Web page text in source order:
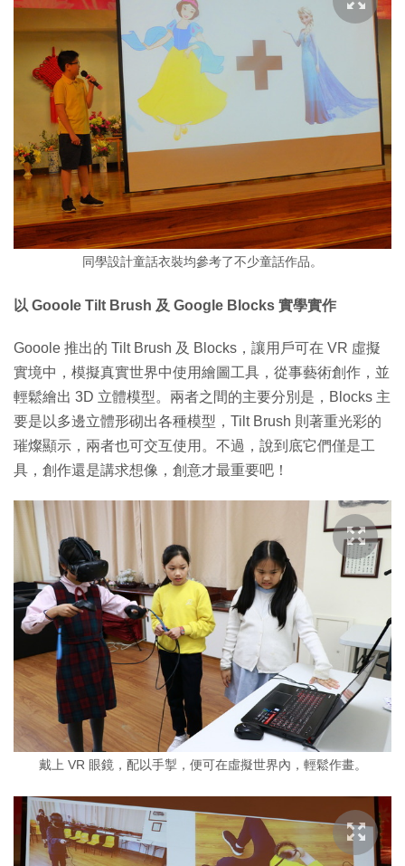
同學設計童話衣裝均參考了不少童話作品。
以 Gooole Tilt Brush 及 Google Blocks 實學實作
Gooole 推出的 Tilt Brush 及 Blocks，讓用戶可在 VR 虛擬
實境中，模擬真實世界中使用繪圖工具，從事藝術創作，並
輕鬆繪出 3D 立體模型。兩者之間的主要分別是，Blocks 主
要是以多邊立體形砌出各種模型，Tilt Brush 則著重光彩的
璀燦顯示，兩者也可交互使用。不過，說到底它們僅是工
具，創作還是講求想像，創意才最重要吧！
戴上 VR 眼鏡，配以手掣，便可在虛擬世界內，輕鬆作畫。